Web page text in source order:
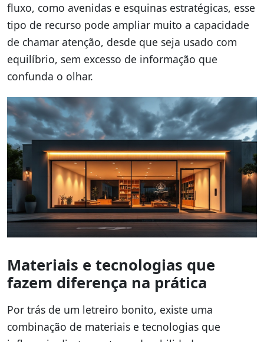
fluxo, como avenidas e esquinas estratégicas, esse
tipo de recurso pode ampliar muito a capacidade
de chamar atenção, desde que seja usado com
equilíbrio, sem excesso de informação que
confunda o olhar.
Materiais e tecnologias que
fazem diferença na prática
Por trás de um letreiro bonito, existe uma
combinação de materiais e tecnologias que